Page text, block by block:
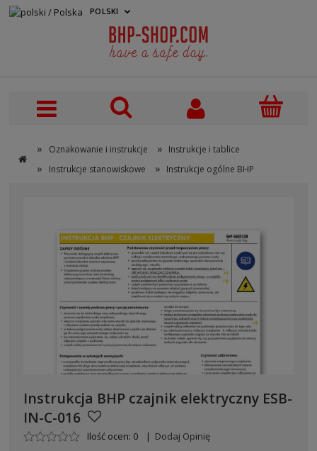
» Oznakowanie i instrukcje » Instrukcje i tablice
» Instrukcje stanowiskowe » Instrukcje ogólne BHP
POLSKI
Instrukcja BHP czajnik elektryczny ESB-
IN-C-016
Ilość ocen: 0 | Dodaj Opinię